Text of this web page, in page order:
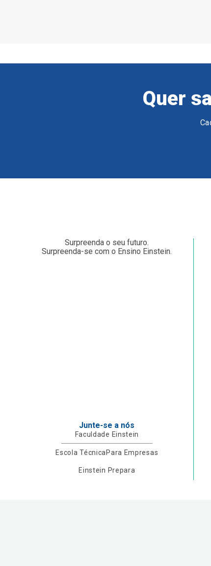
Quer
Surpreenda o seu futuro.
Surpreenda-se com o Ensino Einstein.
Junte-se a nós
Faculdade Einstein
Escola Técnica Para Empresas
Einstein Prepara